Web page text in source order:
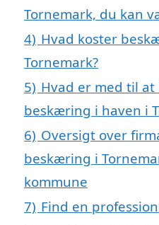
Tornemark, du kan
4) Hvad koster
Tornemark?
5) Hvad er med til
beskæring i haven i
6) Oversigt over
beskæring i
kommune
7) Find en